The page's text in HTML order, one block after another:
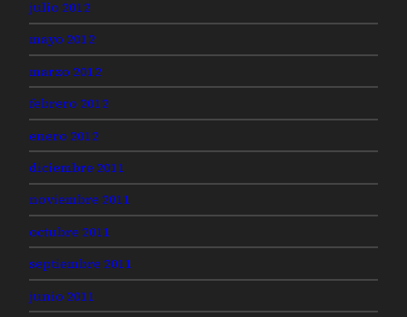
julio 2012
mayo 2012
marzo 2012
febrero 2012
enero 2012
diciembre 2011
noviembre 2011
octubre 2011
septiembre 2011
junio 2011